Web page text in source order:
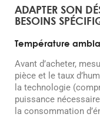
ADAPTER SON
BESOINS
Température
Avant d’acheter,
pièce et le taux
la technologie
puissance
la consommation